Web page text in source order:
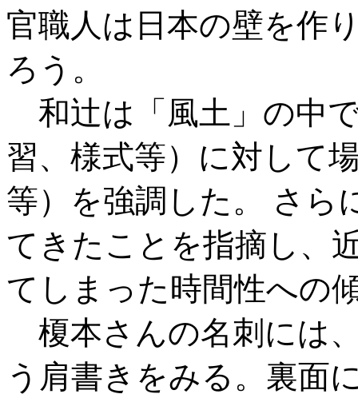
官職人は日本の壁を作
ろう。
和辻は「風土」の中
習、様式等）に対して
等）を強調した。 さら
てきたことを指摘し、
てしまった時間性への
榎本さんの名刺には
う肩書きをみる。裏面